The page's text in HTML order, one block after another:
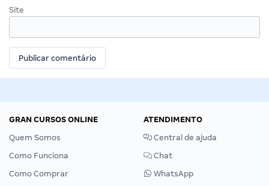
Site
GRAN CURSOS ONLINE
Quem Somos
Como Funciona
Como Comprar
ATENDIMENTO
Central de ajuda
Chat
WhatsApp